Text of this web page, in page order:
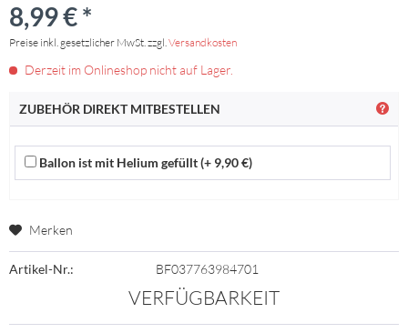
8,99 € *
Preise inkl. gesetzlicher MwSt. zzgl.Versandkosten
Derzeit im Onlineshop nicht auf Lager.
ZUBEHÖR DIREKT MITBESTELLEN
Ballon ist mit Helium gefüllt (+ 9,90 €)
Merken
Artikel-Nr.: BF037763984701
VERFÜGBARKEIT